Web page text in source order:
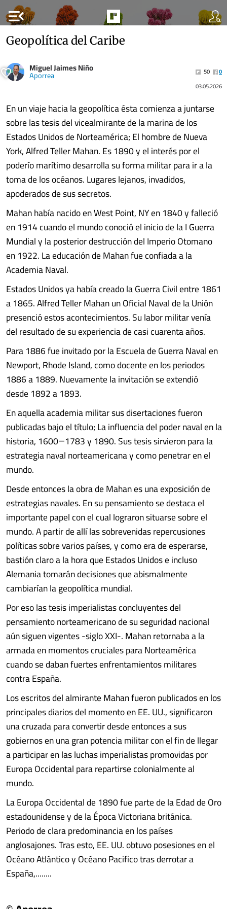
menu_open
Geopolítica del Caribe
Miguel Jaimes Niño
Aporrea 50
0
03.05.2026
En un viaje hacia la geopolítica ésta comienza a juntarse
sobre las tesis del vicealmirante de la marina de los
Estados Unidos de Norteamérica; El hombre de Nueva
York, Alfred Teller Mahan. Es 1890 y el interés por el
poderío marítimo desarrolla su forma militar para ir a la
toma de los océanos. Lugares lejanos, invadidos,
apoderados de sus secretos.
Mahan había nacido en West Point, NY en 1840 y falleció
en 1914 cuando el mundo conoció el inicio de la I Guerra
Mundial y la posterior destrucción del Imperio Otomano
en 1922. La educación de Mahan fue confiada a la
Academia Naval.
Estados Unidos ya había creado la Guerra Civil entre 1861
a 1865. Alfred Teller Mahan un Oficial Naval de la Unión
presenció estos acontecimientos. Su labor militar venía
del resultado de su experiencia de casi cuarenta años.
Para 1886 fue invitado por la Escuela de Guerra Naval en
Newport, Rhode Island, como docente en los periodos
1886 a 1889. Nuevamente la invitación se extendió
desde 1892 a 1893.
En aquella academia militar sus disertaciones fueron
publicadas bajo el título; La influencia del poder naval en la
historia, 1600―1783 y 1890. Sus tesis sirvieron para la
estrategia naval norteamericana y como penetrar en el
mundo.
Desde entonces la obra de Mahan es una exposición de
estrategias navales. En su pensamiento se destaca el
importante papel con el cual lograron situarse sobre el
mundo. A partir de allí las sobrevenidas repercusiones
políticas sobre varios países, y como era de esperarse,
bastión claro a la hora que Estados Unidos e incluso
Alemania tomarán decisiones que abismalmente
cambiarían la geopolítica mundial.
Por eso las tesis imperialistas concluyentes del
pensamiento norteamericano de su seguridad nacional
aún siguen vigentes -siglo XXI-. Mahan retornaba a la
armada en momentos cruciales para Norteamérica
cuando se daban fuertes enfrentamientos militares
contra España.
Los escritos del almirante Mahan fueron publicados en los
principales diarios del momento en EE. UU., significaron
una cruzada para convertir desde entonces a sus
gobiernos en una gran potencia militar con el fin de llegar
a participar en las luchas imperialistas promovidas por
Europa Occidental para repartirse colonialmente al
mundo.
La Europa Occidental de 1890 fue parte de la Edad de Oro
estadounidense y de la Época Victoriana británica.
Periodo de clara predominancia en los países
anglosajones. Tras esto, EE. UU. obtuvo posesiones en el
Océano Atlántico y Océano Pacifico tras derrotar a
España,........